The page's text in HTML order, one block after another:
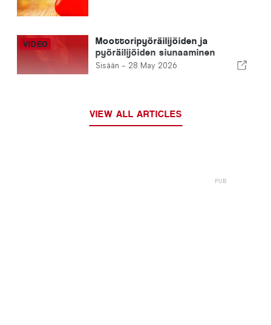
Moottoripyöräilijöiden ja
pyöräilijöiden siunaaminen
kokoaa satoja yhteen Peninan
Sisään - 28 May 2026
VIEW ALL ARTICLES